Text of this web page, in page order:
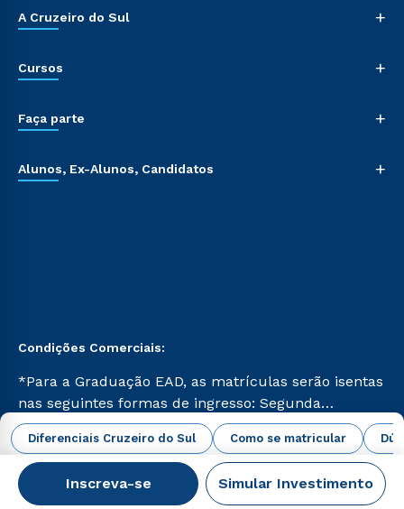
Diferenciais Cruzeiro do Sul Como se matricular
Inscreva-se Simular Investimento
A Cruzeiro do Sul +
Cursos +
Faça parte +
Alunos, Ex-Alunos, Candidatos +
Condições Comerciais:
*Para a Graduação EAD, as matrículas serão isentas
nas seguintes formas de ingresso: Segunda
Graduação, Segunda Graduação 2.0 e Transferência.
Já para as demais, a taxa de matrícula será de R$
49. *Para a Pós-graduação EAD, as ofertas
mencionadas são referentes aos cursos: Ensino
abrir todas as condições vigentes
Campus Virtual Cruzeiro do Sul Educacional © 2026 -